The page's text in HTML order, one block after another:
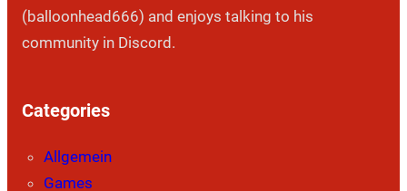
(balloonhead666) and enjoys talking to his
community in Discord.
Categories
Allgemein
Games